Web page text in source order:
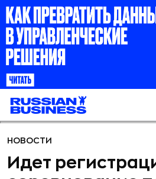
НОВОСТИ
Идет